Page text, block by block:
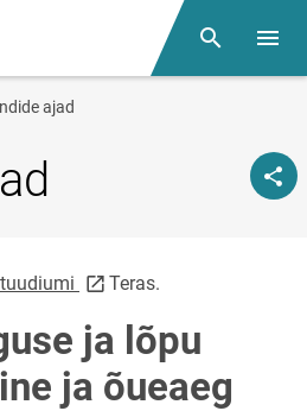
Otsing
ajad
link opens on new page
Teras.
ja lõpu
ja õueaeg